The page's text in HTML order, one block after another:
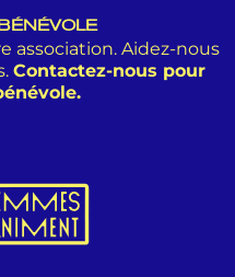
association. Aidez-nous
Contactez-nous pour